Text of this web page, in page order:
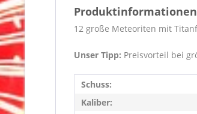
12 große Meteoriten mit
Unser Tipp: Preisvorteil bei
Schuss:
Kaliber: